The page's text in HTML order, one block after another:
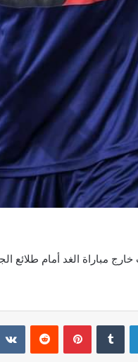
مباراة الغد أمام طلائع
لينكدإن بينتيريست